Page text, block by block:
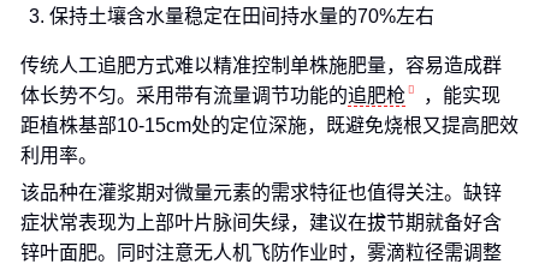
保持土壤含水量稳定在田间持水量的70%左右
传统人工追肥方式难以精准控制单株施肥量，容易造成群
体长势不匀。采用带有流量调节功能的追肥枪
，能实现
距植株基部10-15cm处的定位深施，既避免烧根又提高肥效
利用率。
该品种在灌浆期对微量元素的需求特征也值得关注。缺锌
症状常表现为上部叶片脉间失绿，建议在拔节期就备好含
锌叶面肥。同时注意无人机飞防作业时，雾滴粒径需调整